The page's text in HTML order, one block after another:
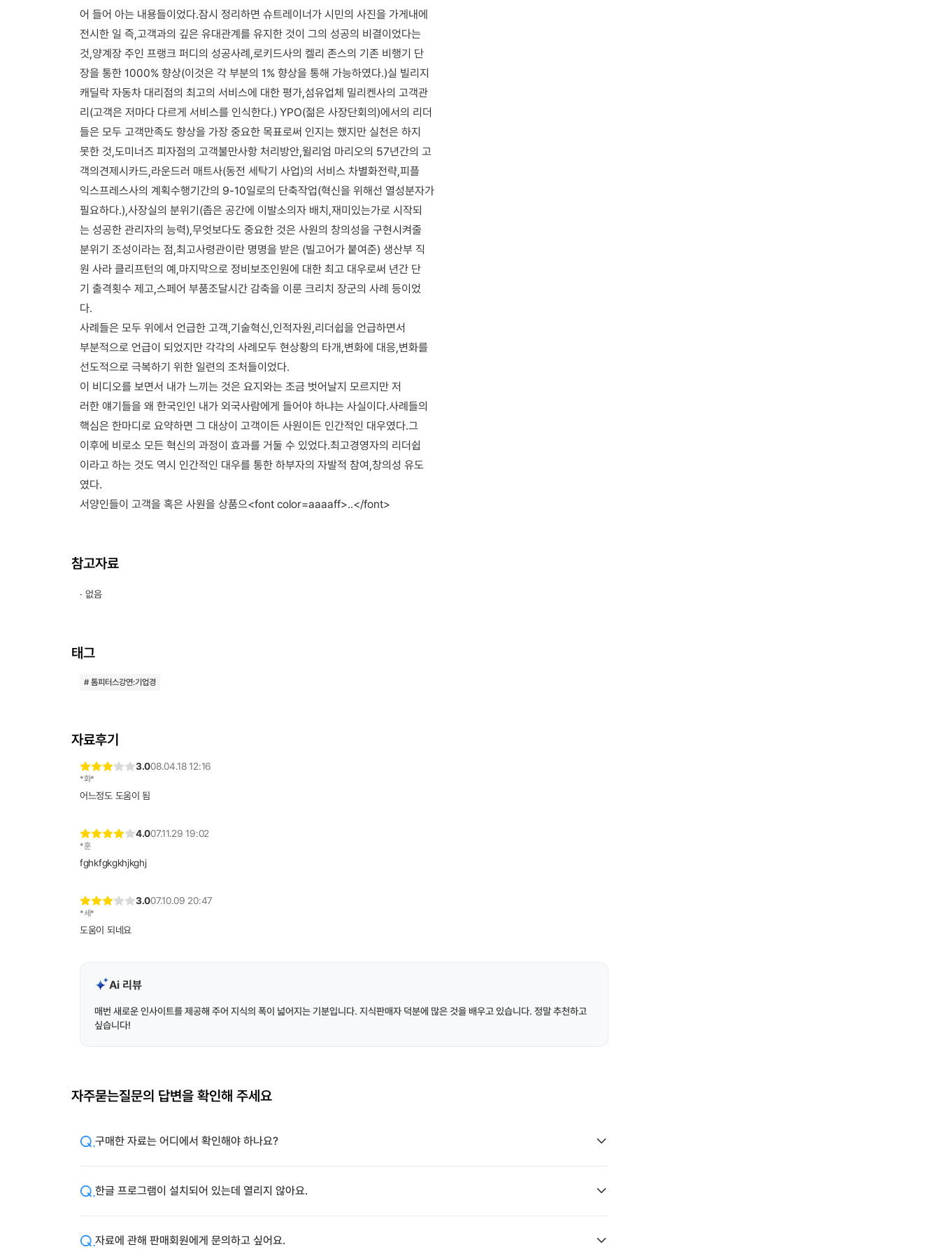
어 들어 아는 내용들이었다.잠시 정리하면 슈트레이너가 시민의 사진을 가게내에
전시한 일 즉,고객과의 깊은 유대관계를 유지한 것이 그의 성공의 비결이었다는
것,양계장 주인 프랭크 퍼디의 성공사례,로키드사의 켈리 존스의 기존 비행기 단
장을 통한 1000% 향상(이것은 각 부분의 1% 향상을 통해 가능하였다.)실 빌리지
캐딜락 자동차 대리점의 최고의 서비스에 대한 평가,섬유업체 밀리켄사의 고객관
리(고객은 저마다 다르게 서비스를 인식한다.) YPO(젊은 사장단회의)에서의 리더
들은 모두 고객만족도 향상을 가장 중요한 목표로써 인지는 했지만 실천은 하지
못한 것,도미너즈 피자점의 고객불만사항 처리방안,윌리엄 마리오의 57년간의 고
객의견제시카드,라운드러 매트사(동전 세탁기 사업)의 서비스 차별화전략,피플
익스프레스사의 계획수행기간의 9-10일로의 단축작업(혁신을 위해선 열성분자가
필요하다.),사장실의 분위기(좁은 공간에 이발소의자 배치,재미있는가로 시작되
는 성공한 관리자의 능력),무엇보다도 중요한 것은 사원의 창의성을 구현시켜줄
분위기 조성이라는 점,최고사령관이란 명명을 받은 (빌고어가 붙여준) 생산부 직
원 사라 클리프턴의 예,마지막으로 정비보조인원에 대한 최고 대우로써 년간 단
기 출격횟수 제고,스페어 부품조달시간 감축을 이룬 크리치 장군의 사례 등이었
다.
사례들은 모두 위에서 언급한 고객,기술혁신,인적자원,리더쉽을 언급하면서
부분적으로 언급이 되었지만 각각의 사례모두 현상황의 타개,변화에 대응,변화를
선도적으로 극복하기 위한 일련의 조처들이었다.
이 비디오를 보면서 내가 느끼는 것은 요지와는 조금 벗어날지 모르지만 저
러한 얘기들을 왜 한국인인 내가 외국사람에게 들어야 하냐는 사실이다.사례들의
핵심은 한마디로 요약하면 그 대상이 고객이든 사원이든 인간적인 대우였다.그
이후에 비로소 모든 혁신의 과정이 효과를 거둘 수 있었다.최고경영자의 리더쉽
이라고 하는 것도 역시 인간적인 대우를 통한 하부자의 자발적 참여,창의성 유도
였다.
서양인들이 고객을 혹은 사원을 상품으<font color=aaaaff>..</font>
참고자료
· 없음
태그
# 톰피터스강연:기업경
자료후기
3.008.04.18 12:16
*화*
어느정도 도움이 됨
4.007.11.29 19:02
*훈
fghkfgkgkhjkghj
3.007.10.09 20:47
*세*
도움이 되네요
Ai 리뷰
매번 새로운 인사이트를 제공해 주어 지식의 폭이 넓어지는 기분입니다. 지식판매자 덕분에 많은 것을 배우고 있습니다. 정말 추천하고
싶습니다!
자주묻는질문의 답변을 확인해 주세요
구매한 자료는 어디에서 확인해야 하나요?
한글 프로그램이 설치되어 있는데 열리지 않아요.
자료에 관해 판매회원에게 문의하고 싶어요.